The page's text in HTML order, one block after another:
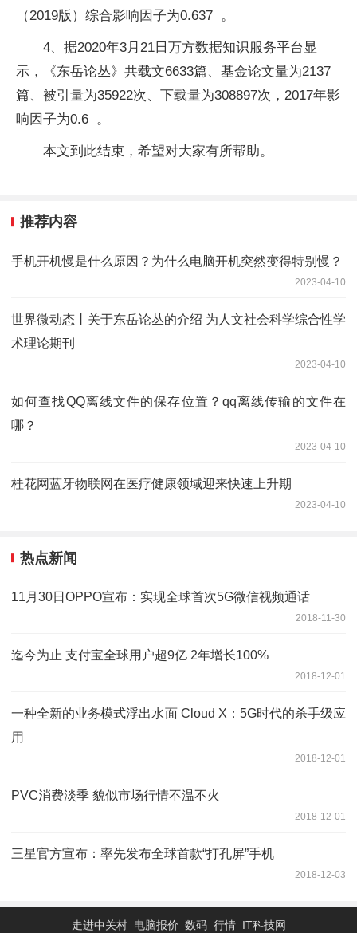
（2019版）综合影响因子为0.637 。
4、据2020年3月21日万方数据知识服务平台显
示，《东岳论丛》共载文6633篇、基金论文量为2137
篇、被引量为35922次、下载量为308897次，2017年影
响因子为0.6 。
本文到此结束，希望对大家有所帮助。
推荐内容
手机开机慢是什么原因？为什么电脑开机突然变得特别慢？
2023-04-10
世界微动态丨关于东岳论丛的介绍 为人文社会科学综合性学
术理论期刊
2023-04-10
如何查找QQ离线文件的保存位置？qq离线传输的文件在
哪？
2023-04-10
桂花网蓝牙物联网在医疗健康领域迎来快速上升期
2023-04-10
热点新闻
11月30日OPPO宣布：实现全球首次5G微信视频通话
2018-11-30
迄今为止 支付宝全球用户超9亿 2年增长100%
2018-12-01
一种全新的业务模式浮出水面 Cloud X：5G时代的杀手级应
用
2018-12-01
PVC消费淡季 貌似市场行情不温不火
2018-12-01
三星官方宣布：率先发布全球首款“打孔屏”手机
2018-12-03
走进中关村_电脑报价_数码_行情_IT科技网